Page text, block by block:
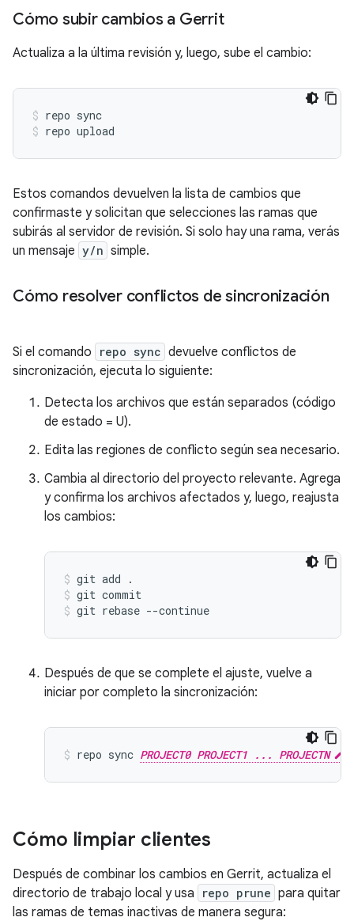
Cómo subir cambios a Gerrit
Actualiza a la última revisión y, luego, sube el cambio:
repo sync
repo upload
Estos comandos devuelven la lista de cambios que
confirmaste y solicitan que selecciones las ramas que
subirás al servidor de revisión. Si solo hay una rama, verás
un mensaje y/n simple.
Cómo resolver conflictos de sincronización
Si el comando repo sync devuelve conflictos de
sincronización, ejecuta lo siguiente:
Detecta los archivos que están separados (código
de estado = U).
Edita las regiones de conflicto según sea necesario.
Cambia al directorio del proyecto relevante. Agrega
y confirma los archivos afectados y, luego, reajusta
los cambios:
git add .
git commit
git rebase --continue
Después de que se complete el ajuste, vuelve a
iniciar por completo la sincronización:
repo sync PROJECT0 PROJECT1 ... PROJECTN
Cómo limpiar clientes
Después de combinar los cambios en Gerrit, actualiza el
directorio de trabajo local y usa
repo prune para quitar
las ramas de temas inactivas de manera segura: